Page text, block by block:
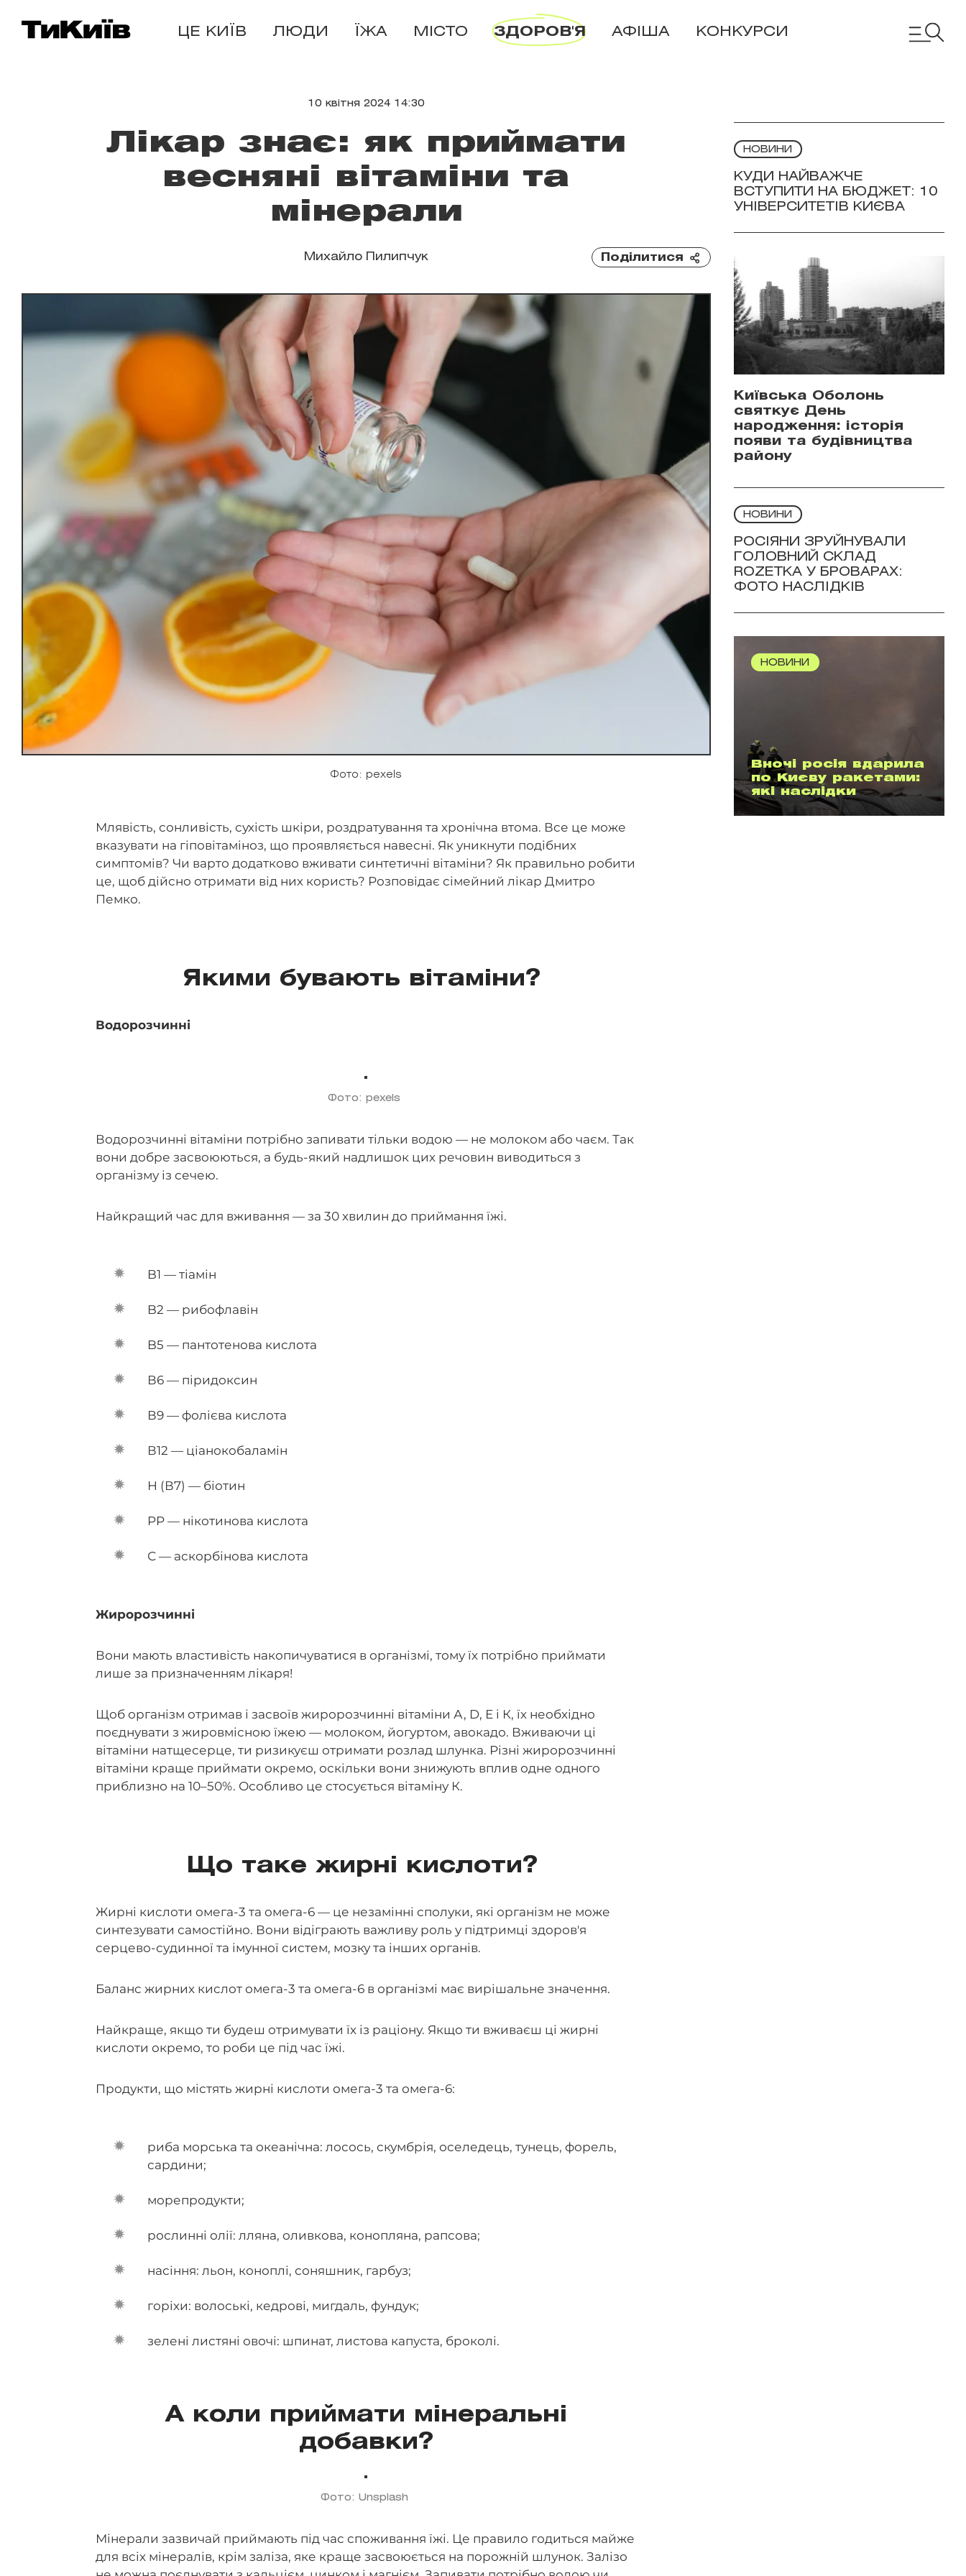
ЦЕ КИЇВ ЛЮДИ ЇЖА МІСТО ЗДОРОВ'Я АФІША КОНКУРСИ
10 квітня 2024 14:30
Лікар знає: як приймати
весняні вітаміни та
мінерали
Михайло Пилипчук Поділитися
Фото: pexels
Млявість, сонливість, сухість шкіри, роздратування та хронічна втома. Все це може
вказувати на гіповітаміноз, що проявляється навесні. Як уникнути подібних
симптомів? Чи варто додатково вживати синтетичні вітаміни? Як правильно робити
це, щоб дійсно отримати від них користь? Розповідає сімейний лікар Дмитро
Пемко.
Якими бувають вітаміни?
Водорозчинні
Фото: pexels
Водорозчинні вітаміни потрібно запивати тільки водою — не молоком або чаєм. Так
вони добре засвоюються, а будь-який надлишок цих речовин виводиться з
організму із сечею.
Найкращий час для вживання — за 30 хвилин до приймання їжі.
B1 — тіамін
B2 — рибофлавін
B5 — пантотенова кислота
В6 — піридоксин
В9 — фолієва кислота
В12 — ціанокобаламін
Н (В7) — біотин
PP — нікотинова кислота
С — аскорбінова кислота
Жиророзчинні
Вони мають властивість накопичуватися в організмі, тому їх потрібно приймати
лише за призначенням лікаря!
Щоб організм отримав і засвоїв жиророзчинні вітаміни А, D, Е і К, їх необхідно
поєднувати з жировмісною їжею — молоком, йогуртом, авокадо. Вживаючи ці
вітаміни натщесерце, ти ризикуєш отримати розлад шлунка. Різні жиророзчинні
вітаміни краще приймати окремо, оскільки вони знижують вплив одне одного
приблизно на 10–50%. Особливо це стосується вітаміну К.
Що таке жирні кислоти?
Жирні кислоти омега-3 та омега-6 — це незамінні сполуки, які організм не може
синтезувати самостійно. Вони відіграють важливу роль у підтримці здоров'я
серцево-судинної та імунної систем, мозку та інших органів.
Баланс жирних кислот омега-3 та омега-6 в організмі має вирішальне значення.
Найкраще, якщо ти будеш отримувати їх із раціону. Якщо ти вживаєш ці жирні
кислоти окремо, то роби це під час їжі.
Продукти, що містять жирні кислоти омега-3 та омега-6:
риба морська та океанічна: лосось, скумбрія, оселедець, тунець, форель,
сардини;
морепродукти;
рослинні олії: лляна, оливкова, конопляна, рапсова;
насіння: льон, коноплі, соняшник, гарбуз;
горіхи: волоські, кедрові, мигдаль, фундук;
зелені листяні овочі: шпинат, листова капуста, броколі.
А коли приймати мінеральні
добавки?
Фото: Unsplash
Мінерали зазвичай приймають під час споживання їжі. Це правило годиться майже
для всіх мінералів, крім заліза, яке краще засвоюється на порожній шлунок. Залізо
НОВИНИ
КУДИ НАЙВАЖЧЕ
ВСТУПИТИ НА БЮДЖЕТ: 10
УНІВЕРСИТЕТІВ КИЄВА
Київська Оболонь
святкує День
народження: історія
появи та будівництва
району
НОВИНИ
РОСІЯНИ ЗРУЙНУВАЛИ
ГОЛОВНИЙ СКЛАД
ROZETKA У БРОВАРАХ:
ФОТО НАСЛІДКІВ
НОВИНИ
Вночі росія вдарила
по Києву ракетами:
які наслідки